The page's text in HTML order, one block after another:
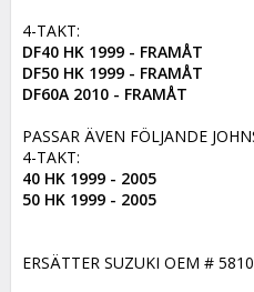
DF40 HK 1999 - FRAMÅT
DF50 HK 1999 - FRAMÅT
DF60A 2010 - FRAMÅT
PASSAR ÄVEN FÖLJANDE
40 HK 1999 - 2005
50 HK 1999 - 2005
ERSÄTTER SUZUKI OEM #